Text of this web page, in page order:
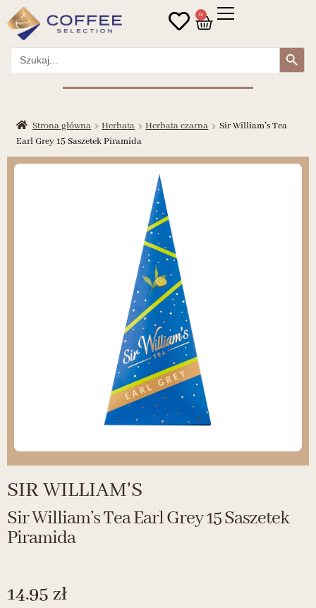
0
Search
for:
Search Button
Strona główna Herbata Herbata czarna
Sir William’s Tea
Earl Grey 15 Saszetek Piramida
SIR WILLIAM'S
Sir William’s Tea Earl Grey 15 Saszetek
Piramida
14.95 zł